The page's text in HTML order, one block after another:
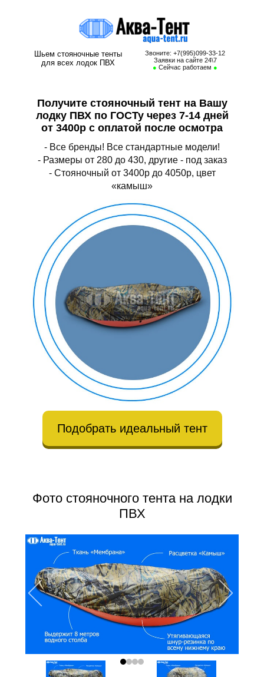
Шьем стояночные тенты
для всех лодок ПВХ
Звоните: +7(995)099-33-12
Заявки на сайте 24\7
● Сейчас работаем ●
Получите стояночный тент на Вашу
лодку ПВХ по ГОСТу через 7-14 дней
от 3400р с оплатой после осмотра
- Все бренды! Все стандартные модели!
- Размеры от 280 до 430, другие - под заказ
- Стояночный от 3400р до 4050р, цвет
«камыш»
Подобрать идеальный тент
Фото стояночного тента на лодки
ПВХ